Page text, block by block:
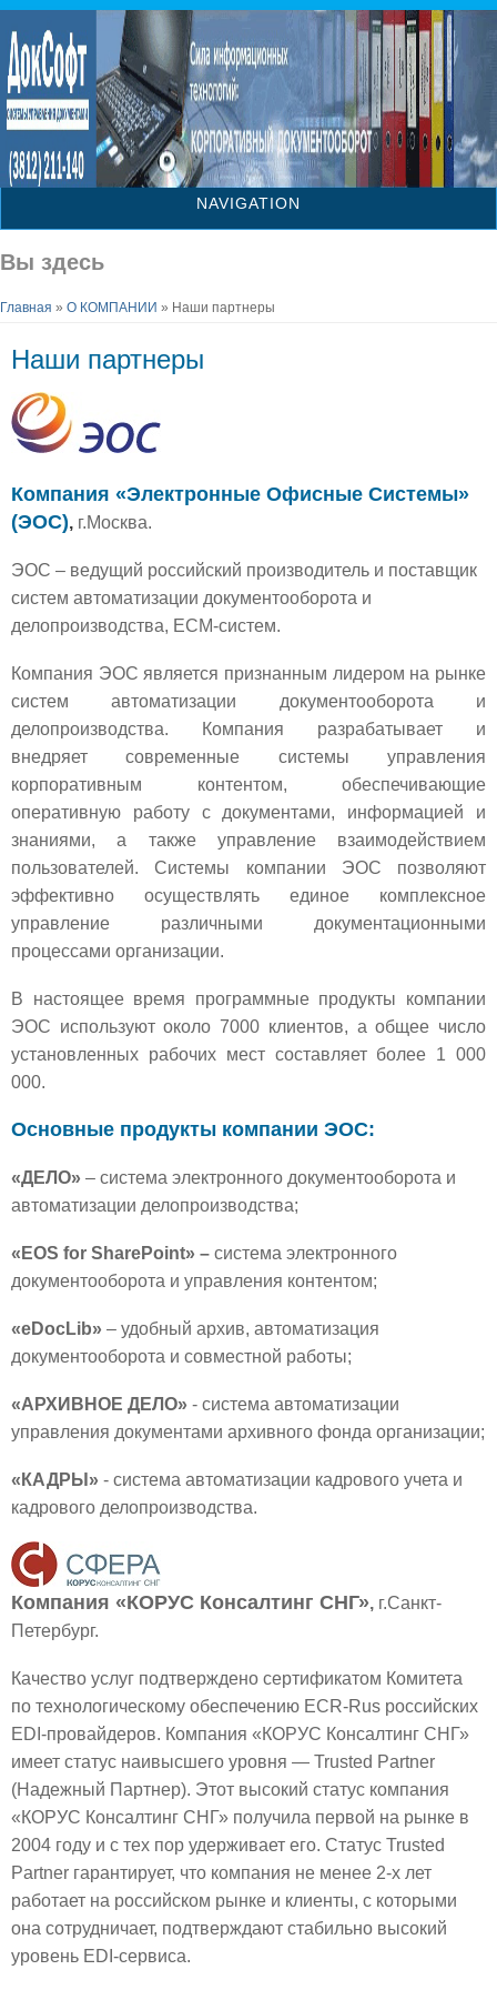
NAVIGATION
Вы здесь
Главная » О КОМПАНИИ » Наши партнеры
Наши партнеры
Компания «Электронные Офисные Системы»
(ЭОС), г.Москва.
ЭОС – ведущий российский производитель и поставщик
систем автоматизации документооборота и
делопроизводства, ECM-систем.
Компания ЭОС является признанным лидером на рынке
систем автоматизации документооборота и
делопроизводства. Компания разрабатывает и
внедряет современные системы управления
корпоративным контентом, обеспечивающие
оперативную работу с документами, информацией и
знаниями, а также управление взаимодействием
пользователей. Системы компании ЭОС позволяют
эффективно осуществлять единое комплексное
управление различными документационными
процессами организации.
В настоящее время программные продукты компании
ЭОС используют около 7000 клиентов, а общее число
установленных рабочих мест составляет более 1 000
000.
Основные продукты компании ЭОС:
«ДЕЛО» – система электронного документооборота и
автоматизации делопроизводства;
«EOS for SharePoint» – система электронного
документооборота и управления контентом;
«eDocLib» – удобный архив, автоматизация
документооборота и совместной работы;
«АРХИВНОЕ ДЕЛО» - система автоматизации
управления документами архивного фонда организации;
«КАДРЫ» - система автоматизации кадрового учета и
кадрового делопроизводства.
Компания «КОРУС Консалтинг СНГ», г.Санкт-
Петербург.
Качество услуг подтверждено сертификатом Комитета
по технологическому обеспечению ECR-Rus российских
EDI-провайдеров. Компания «КОРУС Консалтинг СНГ»
имеет статус наивысшего уровня — Trusted Partner
(Надежный Партнер). Этот высокий статус компания
«КОРУС Консалтинг СНГ» получила первой на рынке в
2004 году и с тех пор удерживает его. Статус Trusted
Partner гарантирует, что компания не менее 2-х лет
работает на российском рынке и клиенты, с которыми
она сотрудничает, подтверждают стабильно высокий
уровень EDI-сервиса.